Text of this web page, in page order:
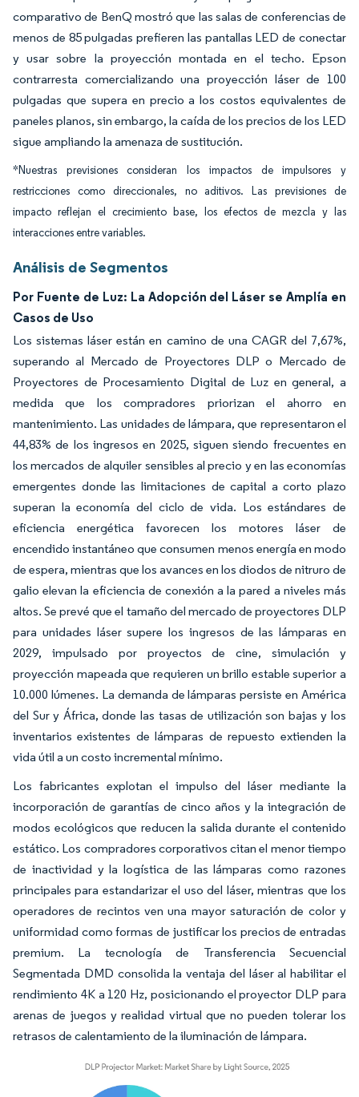
comparativo de BenQ mostró que las salas de conferencias de
menos de 85 pulgadas prefieren las pantallas LED de conectar
y usar sobre la proyección montada en el techo. Epson
contrarresta comercializando una proyección láser de 100
pulgadas que supera en precio a los costos equivalentes de
paneles planos, sin embargo, la caída de los precios de los LED
sigue ampliando la amenaza de sustitución.
*Nuestras previsiones consideran los impactos de impulsores y
restricciones como direccionales, no aditivos. Las previsiones de
impacto reflejan el crecimiento base, los efectos de mezcla y las
interacciones entre variables.
Análisis de Segmentos
Por Fuente de Luz: La Adopción del Láser se Amplía en
Casos de Uso
Los sistemas láser están en camino de una CAGR del 7,67%,
superando al Mercado de Proyectores DLP o Mercado de
Proyectores de Procesamiento Digital de Luz en general, a
medida que los compradores priorizan el ahorro en
mantenimiento. Las unidades de lámpara, que representaron el
44,83% de los ingresos en 2025, siguen siendo frecuentes en
los mercados de alquiler sensibles al precio y en las economías
emergentes donde las limitaciones de capital a corto plazo
superan la economía del ciclo de vida. Los estándares de
eficiencia energética favorecen los motores láser de
encendido instantáneo que consumen menos energía en modo
de espera, mientras que los avances en los diodos de nitruro de
galio elevan la eficiencia de conexión a la pared a niveles más
altos. Se prevé que el tamaño del mercado de proyectores DLP
para unidades láser supere los ingresos de las lámparas en
2029, impulsado por proyectos de cine, simulación y
proyección mapeada que requieren un brillo estable superior a
10.000 lúmenes. La demanda de lámparas persiste en América
del Sur y África, donde las tasas de utilización son bajas y los
inventarios existentes de lámparas de repuesto extienden la
vida útil a un costo incremental mínimo.
Los fabricantes explotan el impulso del láser mediante la
incorporación de garantías de cinco años y la integración de
modos ecológicos que reducen la salida durante el contenido
estático. Los compradores corporativos citan el menor tiempo
de inactividad y la logística de las lámparas como razones
principales para estandarizar el uso del láser, mientras que los
operadores de recintos ven una mayor saturación de color y
uniformidad como formas de justificar los precios de entradas
premium. La tecnología de Transferencia Secuencial
Segmentada DMD consolida la ventaja del láser al habilitar el
rendimiento 4K a 120 Hz, posicionando el proyector DLP para
arenas de juegos y realidad virtual que no pueden tolerar los
retrasos de calentamiento de la iluminación de lámpara.